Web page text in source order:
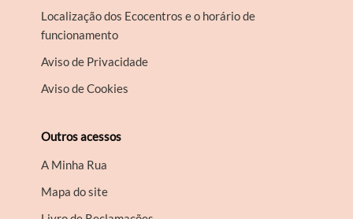
Localização dos Ecocentros e o horário de
funcionamento
Aviso de Privacidade
Aviso de Cookies
Outros acessos
A Minha Rua
Mapa do site